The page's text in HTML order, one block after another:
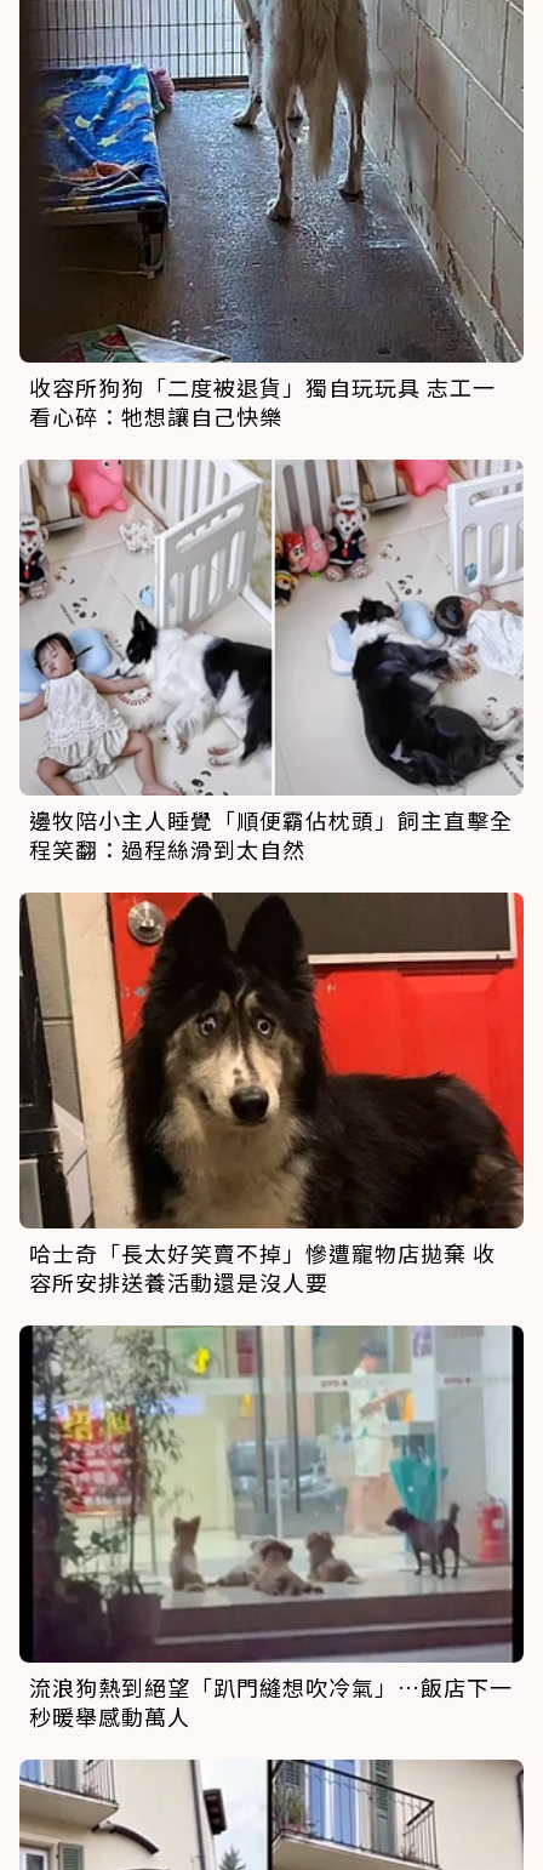
收容所狗狗「二度被退貨」獨自玩玩具 志工一
看心碎：牠想讓自己快樂
邊牧陪小主人睡覺「順便霸佔枕頭」飼主直擊全
程笑翻：過程絲滑到太自然
哈士奇「長太好笑賣不掉」慘遭寵物店拋棄 收
容所安排送養活動還是沒人要
流浪狗熱到絕望「趴門縫想吹冷氣」…飯店下一
秒暖舉感動萬人